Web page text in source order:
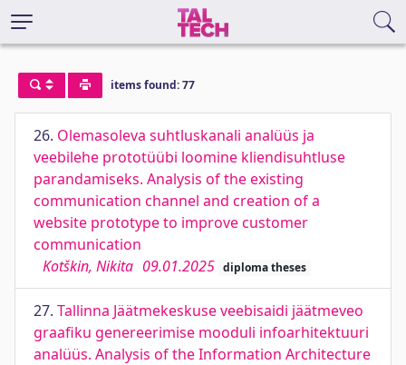
items found: 77
26. Olemasoleva suhtluskanali analüüs ja
veebilehe prototüübi loomine kliendisuhtluse
parandamiseks. Analysis of the existing
communication channel and creation of a
website prototype to improve customer
communication
Kotškin, Nikita 09.01.2025 diploma theses
27. Tallinna Jäätmekeskuse veebisaidi jäätmeveo
graafiku genereerimise mooduli infoarhitektuuri
analüüs. Analysis of the Information Architecture